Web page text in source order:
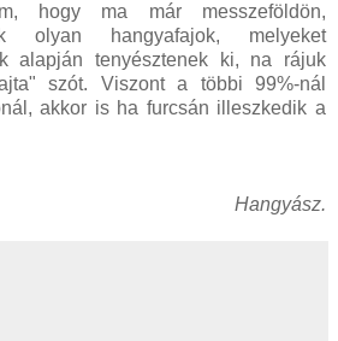
hogy ma már messzeföldön,
olyan hangyafajok, melyeket
alapján tenyésztenek ki, na rájuk
szót. Viszont a többi 99%-nál
akkor is ha furcsán illeszkedik a
Hangyász.